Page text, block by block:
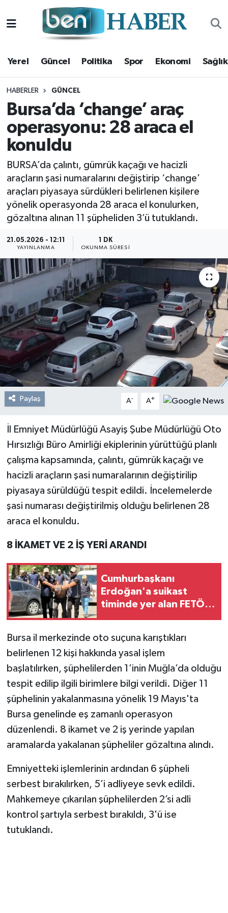
Yerel Güncel Politika Spor Ekonomi Sağlık
HABERLER GÜNCEL
Bursa’da ‘change’ araç
operasyonu: 28 araca el
konuldu
BURSA’da çalıntı, gümrük kaçağı ve hacizli
araçların şasi numaralarını değiştirip ‘change’
araçları piyasaya sürdükleri belirlenen kişilere
yönelik operasyonda 28 araca el konulurken,
gözaltına alınan 11 şüpheliden 3’ü tutuklandı.
21.05.2026 - 12:11
YAYINLANMA
1 DK
OKUNMA SÜRESI
Paylaş A- A+
İl Emniyet Müdürlüğü Asayiş Şube Müdürlüğü Oto
Hırsızlığı Büro Amirliği ekiplerinin yürüttüğü planlı
çalışma kapsamında, çalıntı, gümrük kaçağı ve
hacizli araçların şasi numaralarının değiştirilip
piyasaya sürüldüğü tespit edildi. İncelemelerde
şasi numarası değiştirilmiş olduğu belirlenen 28
araca el konuldu.
8 İKAMET VE 2 İŞ YERİ ARANDI
Cumhurbaşkanı
Erdoğan'a suikast
timinde yer alan FETÖ
Bursa il merkezinde oto suçuna karıştıkları
belirlenen 12 kişi hakkında yasal işlem
başlatılırken, şüphelilerden 1’inin Muğla’da olduğu
tespit edilip ilgili birimlere bilgi verildi. Diğer 11
şüphelinin yakalanmasına yönelik 19 Mayıs'ta
Bursa genelinde eş zamanlı operasyon
düzenlendi. 8 ikamet ve 2 iş yerinde yapılan
aramalarda yakalanan şüpheliler gözaltına alındı.
Emniyetteki işlemlerinin ardından 6 şüpheli
serbest bırakılırken, 5’i adliyeye sevk edildi.
Mahkemeye çıkarılan şüphelilerden 2’si adli
kontrol şartıyla serbest bırakıldı, 3'ü ise
tutuklandı.
Yerel
Güncel
Politika
Spor
Ekonomi
Sağlık
Magazin
Kültür Sanat
Resmi Reklam
Röportajlar
Hava Durumu
Trafik Durumu
Süper Lig Puan Durumu ve Fikstür
Tüm Manşetler
Son Dakika Haberleri
Haber Arşivi